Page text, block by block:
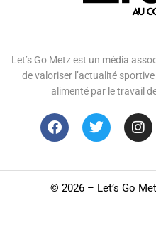
Let’s Go Metz est un média
de valoriser l’actualité
alimenté par le travail
© 2026 – Let’s Go